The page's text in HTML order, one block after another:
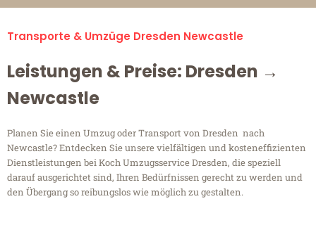
Transporte & Umzüge Dresden Newcastle
Leistungen & Preise: Dresden →
Newcastle
Planen Sie einen Umzug oder Transport von Dresden nach
Newcastle? Entdecken Sie unsere vielfältigen und kosteneffizienten
Dienstleistungen bei Koch Umzugsservice Dresden, die speziell
darauf ausgerichtet sind, Ihren Bedürfnissen gerecht zu werden und
den Übergang so reibungslos wie möglich zu gestalten.